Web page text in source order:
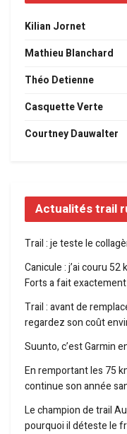
Kilian Jornet
Mathieu Blanchard
Théo Detienne
Casquette Verte
Courtney Dauwalter
Actualités trail
Trail : je teste le
Canicule : j’ai couru
Forts a fait
Trail : avant de
regardez son coût
Suunto, c’est Garmin
En remportant les 75
continue son année
Le champion de trail
pourquoi il déteste le